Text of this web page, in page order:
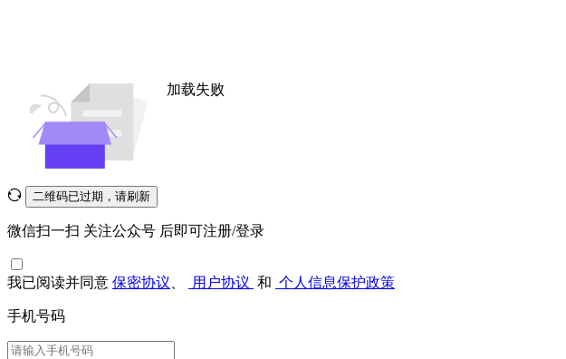
加载失败
二维码已过期，请刷新
微信扫一扫 关注公众号 后即可注册/登录
我已阅读并同意 保密协议 用户协议 和 个人信息保护政策
手机号码